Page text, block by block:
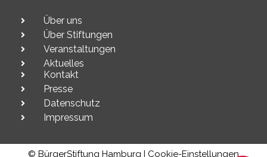
Über uns
Über Stiftungen
Veranstaltungen
Aktuelles
Kontakt
Presse
Datenschutz
Impressum
© BürgerStiftung Hamburg | Cookie-Einstellungen